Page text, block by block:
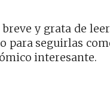
y grata de
para seguirlas
interesante.